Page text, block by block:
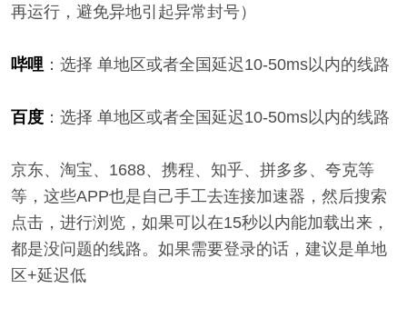
再运行，避免异地引起异常封号）
哔哩 ：选择 单地区或者全国延迟10-50ms以内的线路
百度 ：选择 单地区或者全国 延迟10-50ms以内的线路
京东、淘宝、1688、携程、知乎、拼多多、夸克等
等，这些APP也是自己手工去连接加速器，然后搜索
点击，进行浏览，如果可以在15秒以内能加载出来，
都是没问题的线路。如果需要登录的话，建议是单地
区+延迟低